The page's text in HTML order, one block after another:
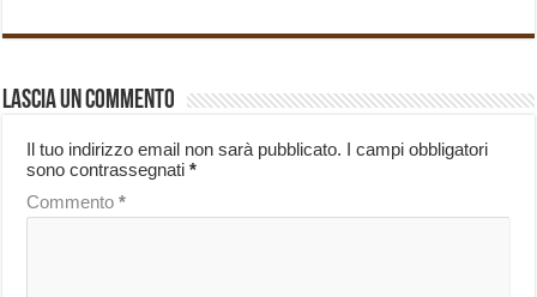
Lascia un commento
Il tuo indirizzo email non sarà pubblicato. I campi obbligatori
sono contrassegnati*
Commento*